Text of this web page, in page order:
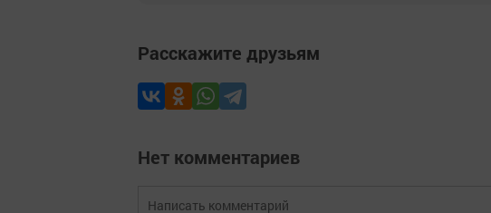
Расскажите друзьям
Нет комментариев